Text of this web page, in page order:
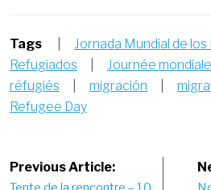
Tags
Jornada Mundial de
Refugiados
Journée
réfugiés
migración
Refugee Day
Post
Previous Article: